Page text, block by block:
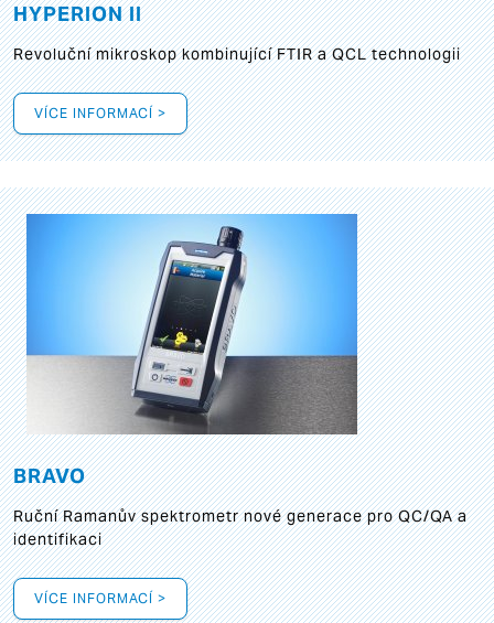
HYPERION II
Revoluční mikroskop kombinující FTIR a QCL technologii
VÍCE INFORMACÍ >
BRAVO
Ruční Ramanův spektrometr nové generace pro QC/QA a
identifikaci
VÍCE INFORMACÍ >